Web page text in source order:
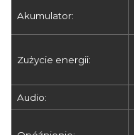
Akumulator:
Zużycie energii:
Audio: